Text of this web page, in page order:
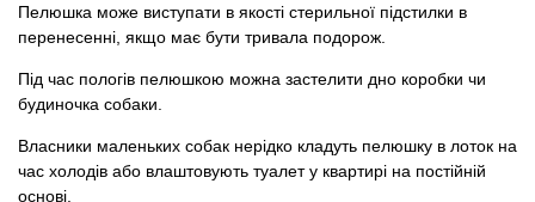
Пелюшка може виступати в якості стерильної підстилки в
перенесенні, якщо має бути тривала подорож.
Під час пологів пелюшкою можна застелити дно коробки чи
будиночка собаки.
Власники маленьких собак нерідко кладуть пелюшку в лоток на
час холодів або влаштовують туалет у квартирі на постійній
основі.